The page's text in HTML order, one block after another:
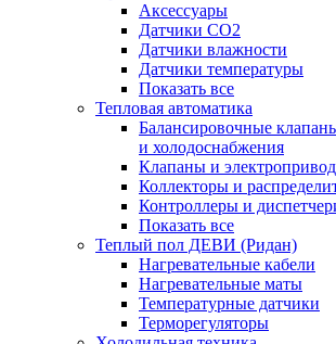
Аксессуары
Датчики CO2
Датчики влажности
Датчики температуры
Показать все
Тепловая автоматика
Балансировочные
и холодоснабжения
Клапаны и
Коллекторы и
Контроллеры и
Показать все
Теплый пол ДЕВИ (Ридан)
Нагревательные кабели
Нагревательные маты
Температурные датчики
Терморегуляторы